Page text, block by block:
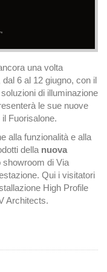
una volta
6 al 12 giugno, con il
di illuminazione
le sue nuove
Fuorisalone.
alla funzionalità e alla
della nuova
di Via
Qui i visitatori
High Profile
Architects.
Week 2022